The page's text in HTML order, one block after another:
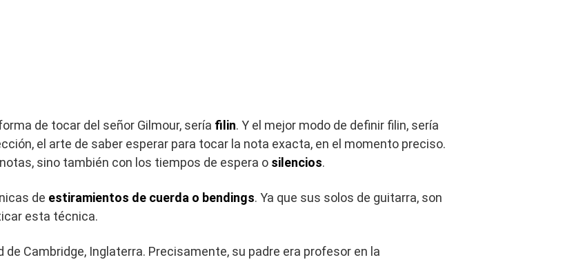
de tocar del señor Gilmour, sería filin. Y el mejor modo de definir filin, sería
el arte de saber esperar para tocar la nota exacta, en el momento preciso.
sino también con los tiempos de espera o silencios.
de estiramientos de cuerda o bendings. Ya que sus solos de guitarra, son
esta técnica.
de Cambridge, Inglaterra. Precisamente, su padre era profesor en la